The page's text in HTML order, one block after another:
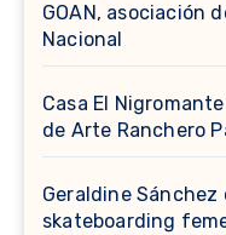
GOAN, asociación
Nacional
Casa El
de Arte Ranchero
Geraldine
skateboarding